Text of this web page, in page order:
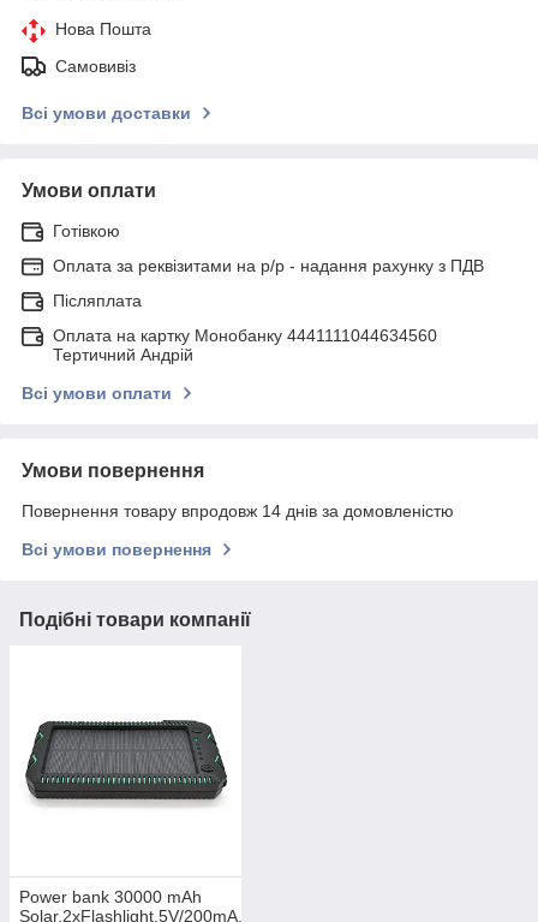
Нова Пошта
Самовивіз
Всі умови доставки
Умови оплати
Готівкою
Оплата за реквізитами на р/р - надання рахунку з ПДВ
Післяплата
Оплата на картку Монобанку 4441111044634560
Тертичний Андрій
Всі умови оплати
Умови повернення
Повернення товару впродовж 14 днів за домовленістю
Всі умови повернення
Подібні товари компанії
Power bank 30000 mAh
Solar,2хFlashlight,5V/200mA,